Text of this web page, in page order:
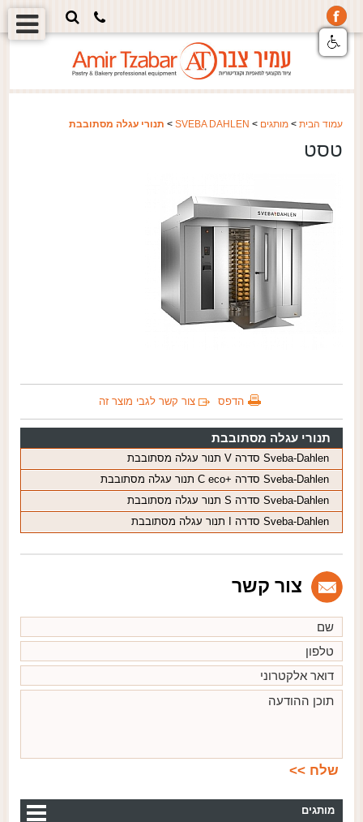
עמוד הבית> מותגים >
SVEBA DAHLEN
> תנורי עגלה מסתובבת
טסט
הדפס צור קשר לגבי מוצר זה
תנורי עגלה מסתובבת
Sveba-Dahlen סדרה V תנור עגלה מסתובבת
Sveba-Dahlen סדרה +C eco תנור עגלה מסתובבת
Sveba-Dahlen סדרה S תנור עגלה מסתובבת
Sveba-Dahlen סדרה I תנור עגלה מסתובבת
צור קשר
מותגים